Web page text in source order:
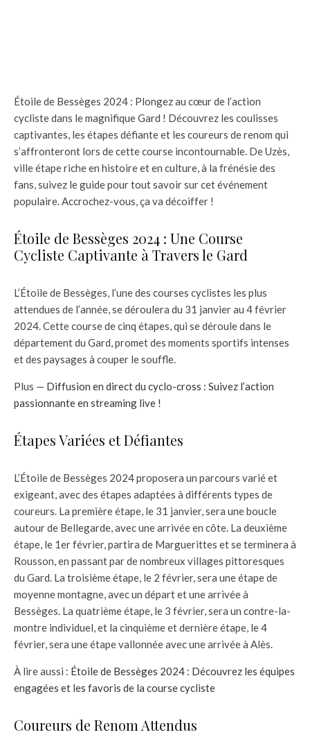
Étoile de Bessèges 2024 : Plongez au cœur de l’action
cycliste dans le magnifique Gard ! Découvrez les coulisses
captivantes, les étapes défiante et les coureurs de renom qui
s’affronteront lors de cette course incontournable. De Uzès,
ville étape riche en histoire et en culture, à la frénésie des
fans, suivez le guide pour tout savoir sur cet événement
populaire. Accrochez-vous, ça va décoiffer !
Étoile de Bessèges 2024 : Une Course
Cycliste Captivante à Travers le Gard
L’Étoile de Bessèges, l’une des courses cyclistes les plus
attendues de l’année, se déroulera du 31 janvier au 4 février
2024. Cette course de cinq étapes, qui se déroule dans le
département du Gard, promet des moments sportifs intenses
et des paysages à couper le souffle.
Plus — Diffusion en direct du cyclo-cross : Suivez l’action
passionnante en streaming live !
Étapes Variées et Défiantes
L’Étoile de Bessèges 2024 proposera un parcours varié et
exigeant, avec des étapes adaptées à différents types de
coureurs. La première étape, le 31 janvier, sera une boucle
autour de Bellegarde, avec une arrivée en côte. La deuxième
étape, le 1er février, partira de Marguerittes et se terminera à
Rousson, en passant par de nombreux villages pittoresques
du Gard. La troisième étape, le 2 février, sera une étape de
moyenne montagne, avec un départ et une arrivée à
Bessèges. La quatrième étape, le 3 février, sera un contre-la-
montre individuel, et la cinquième et dernière étape, le 4
février, sera une étape vallonnée avec une arrivée à Alès.
À lire aussi : Étoile de Bessèges 2024 : Découvrez les équipes
engagées et les favoris de la course cycliste
Coureurs de Renom Attendus